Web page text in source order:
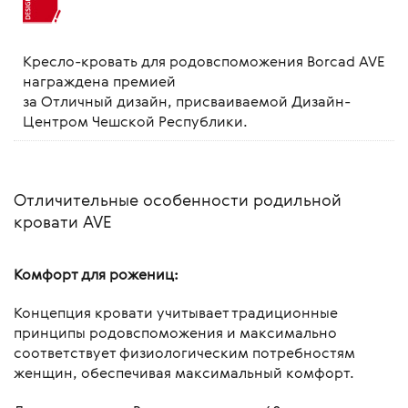
Кресло-кровать для родовспоможения Borcad AVE
награждена премией
за Отличный дизайн, присваиваемой Дизайн-
Центром Чешской Республики.
Отличительные особенности родильной
кровати AVE
Комфорт для рожениц:
Концепция кровати учитывает традиционные
принципы родовспоможения и максимально
соответствует физиологическим потребностям
женщин, обеспечивая максимальный комфорт.